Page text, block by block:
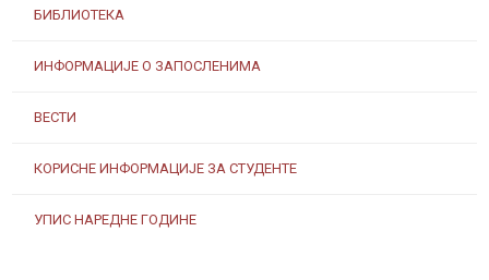
БИБЛИОТЕКА
ИНФОРМАЦИЈЕ О ЗАПОСЛЕНИМА
ВЕСТИ
КОРИСНЕ ИНФОРМАЦИЈЕ ЗА СТУДЕНТЕ
УПИС НАРЕДНЕ ГОДИНЕ